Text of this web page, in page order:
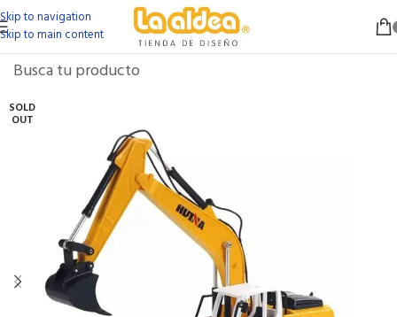
Skip to navigation
Skip to main content
SOLD
OUT